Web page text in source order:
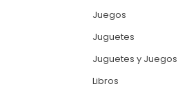
Juegos
Juguetes
Juguetes y Juegos
Libros